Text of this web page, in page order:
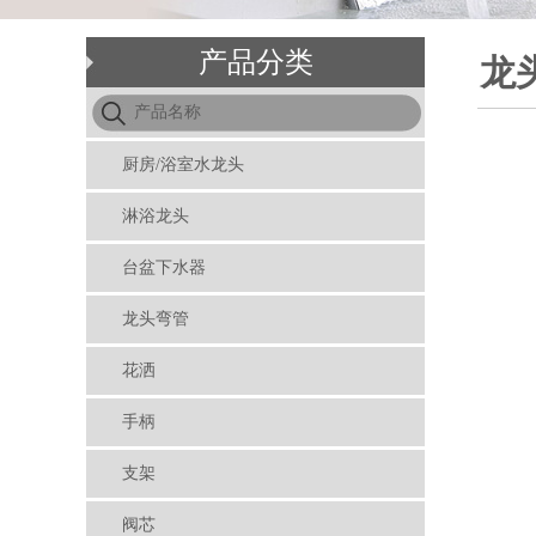
产品分类
厨房/浴室水龙头
淋浴龙头
台盆下水器
龙头弯管
花洒
手柄
支架
阀芯
龙